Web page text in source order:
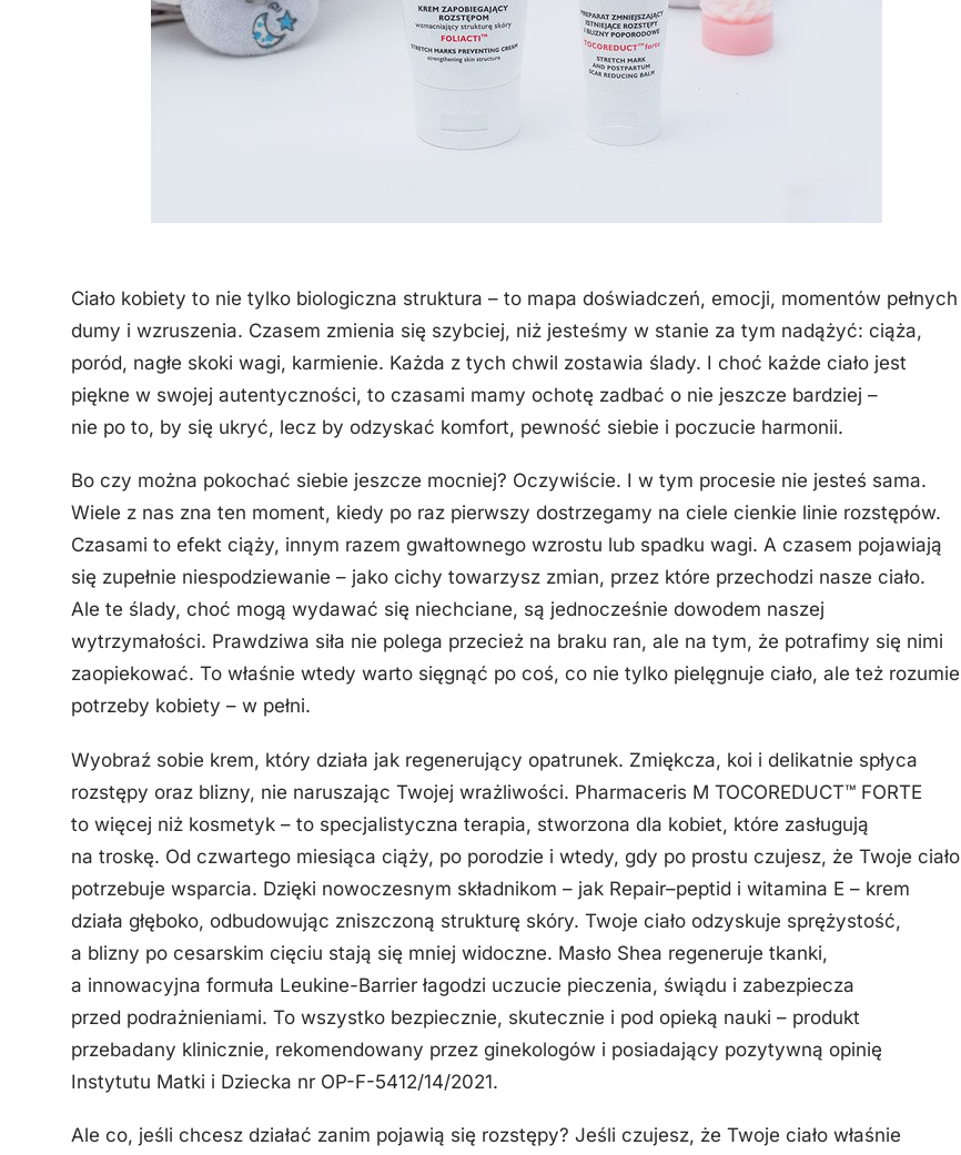
Ciało kobiety to nie tylko biologiczna struktura – to mapa doświadczeń, emocji, momentów pełnych
dumy i wzruszenia. Czasem zmienia się szybciej, niż jesteśmy w stanie za tym nadążyć: ciąża,
poród, nagłe skoki wagi, karmienie. Każda z tych chwil zostawia ślady. I choć każde ciało jest
piękne w swojej autentyczności, to czasami mamy ochotę zadbać o nie jeszcze bardziej –
nie po to, by się ukryć, lecz by odzyskać komfort, pewność siebie i poczucie harmonii.
Bo czy można pokochać siebie jeszcze mocniej? Oczywiście. I w tym procesie nie jesteś sama.
Wiele z nas zna ten moment, kiedy po raz pierwszy dostrzegamy na ciele cienkie linie rozstępów.
Czasami to efekt ciąży, innym razem gwałtownego wzrostu lub spadku wagi. A czasem pojawiają
się zupełnie niespodziewanie – jako cichy towarzysz zmian, przez które przechodzi nasze ciało.
Ale te ślady, choć mogą wydawać się niechciane, są jednocześnie dowodem naszej
wytrzymałości. Prawdziwa siła nie polega przecież na braku ran, ale na tym, że potrafimy się nimi
zaopiekować. To właśnie wtedy warto sięgnąć po coś, co nie tylko pielęgnuje ciało, ale też rozumie
potrzeby kobiety – w pełni.
Wyobraź sobie krem, który działa jak regenerujący opatrunek. Zmiękcza, koi i delikatnie spłyca
rozstępy oraz blizny, nie naruszając Twojej wrażliwości. Pharmaceris M TOCOREDUCT™ FORTE
to więcej niż kosmetyk – to specjalistyczna terapia, stworzona dla kobiet, które zasługują
na troskę. Od czwartego miesiąca ciąży, po porodzie i wtedy, gdy po prostu czujesz, że Twoje ciało
potrzebuje wsparcia. Dzięki nowoczesnym składnikom – jak Repair–peptid i witamina E – krem
działa głęboko, odbudowując zniszczoną strukturę skóry. Twoje ciało odzyskuje sprężystość,
a blizny po cesarskim cięciu stają się mniej widoczne. Masło Shea regeneruje tkanki,
a innowacyjna formuła Leukine-Barrier łagodzi uczucie pieczenia, świądu i zabezpiecza
przed podrażnieniami. To wszystko bezpiecznie, skutecznie i pod opieką nauki – produkt
przebadany klinicznie, rekomendowany przez ginekologów i posiadający pozytywną opinię
Instytutu Matki i Dziecka nr OP-F-5412/14/2021.
Ale co, jeśli chcesz działać zanim pojawią się rozstępy? Jeśli czujesz, że Twoje ciało właśnie